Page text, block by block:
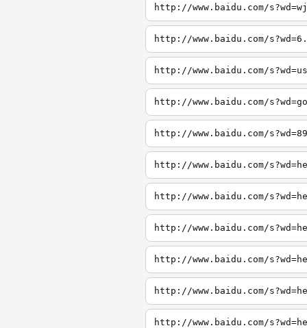
http://www.baidu.com/
http://www.baidu.com/
http://www.baidu.com/
http://www.baidu.com/
http://www.baidu.com/
http://www.baidu.com/
http://www.baidu.com/
http://www.baidu.com/
http://www.baidu.com/
http://www.baidu.com/
http://www.baidu.com/